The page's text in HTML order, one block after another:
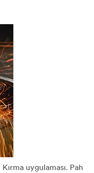
Kırma uygulaması. Pah